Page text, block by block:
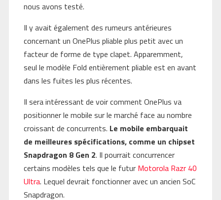
nous avons testé.
Il y avait également des rumeurs antérieures
concernant un OnePlus pliable plus petit avec un
facteur de forme de type clapet. Apparemment,
seul le modèle Fold entièrement pliable est en avant
dans les fuites les plus récentes.
Il sera intéressant de voir comment OnePlus va
positionner le mobile sur le marché face au nombre
croissant de concurrents. Le mobile embarquait
de meilleures spécifications, comme un chipset
Snapdragon 8 Gen 2. Il pourrait concurrencer
certains modèles tels que le futur Motorola Razr 40
Ultra. Lequel devrait fonctionner avec un ancien SoC
Snapdragon.